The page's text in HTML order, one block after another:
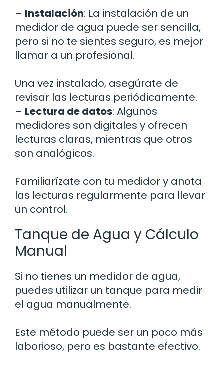
– Instalación: La instalación de un
medidor de agua puede ser sencilla,
pero si no te sientes seguro, es mejor
llamar a un profesional.
Una vez instalado, asegúrate de
revisar las lecturas periódicamente.
– Lectura de datos: Algunos
medidores son digitales y ofrecen
lecturas claras, mientras que otros
son analógicos.
Familiarízate con tu medidor y anota
las lecturas regularmente para llevar
un control.
Tanque de Agua y Cálculo
Manual
Si no tienes un medidor de agua,
puedes utilizar un tanque para medir
el agua manualmente.
Este método puede ser un poco más
laborioso, pero es bastante efectivo.